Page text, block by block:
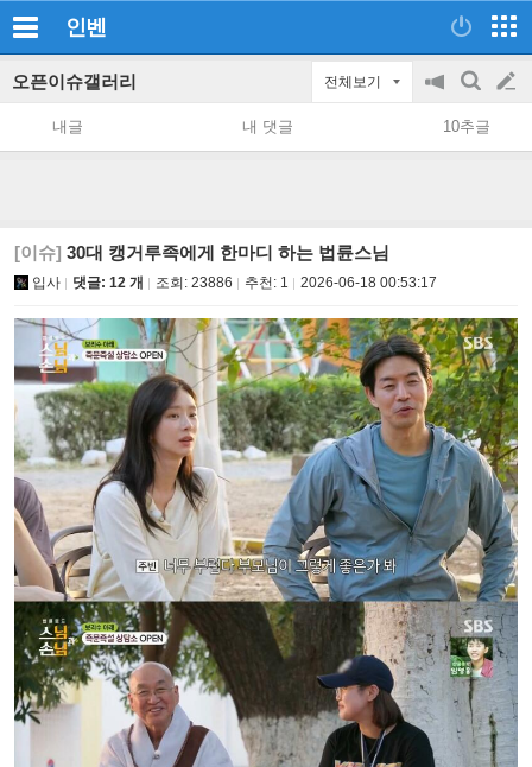
인벤
오픈이슈갤러리 전체보기
공
지
on/off
검
색
글
쓰
내글 내 댓글 10추글
[이슈] 30대 캥거루족에게 한마디 하는 법륜스님
입사 댓글: 12 개 조회: 23886 추천: 1 2026-06-18 00:53:17